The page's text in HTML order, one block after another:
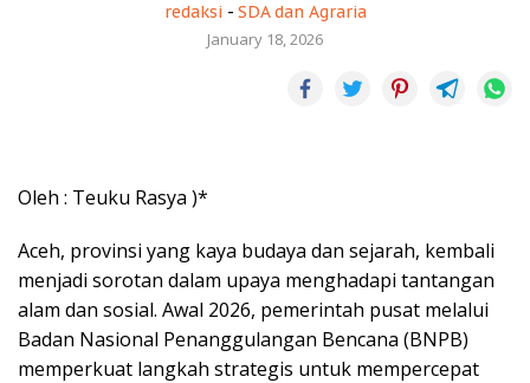
redaksi - SDA dan Agraria
January 18, 2026
Oleh : Teuku Rasya )*
Aceh, provinsi yang kaya budaya dan sejarah, kembali
menjadi sorotan dalam upaya menghadapi tantangan
alam dan sosial. Awal 2026, pemerintah pusat melalui
Badan Nasional Penanggulangan Bencana (BNPB)
memperkuat langkah strategis untuk mempercepat